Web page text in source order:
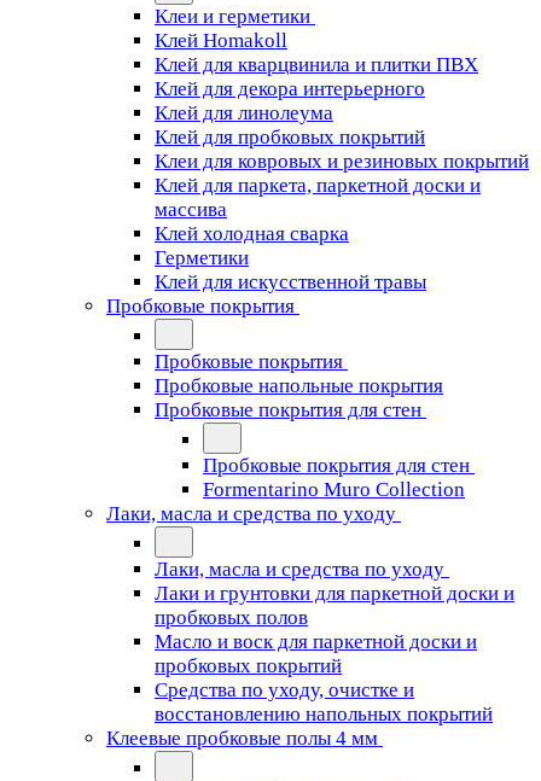
Клеи и герметики
Клей Homakoll
Клей для кварцвинила и плитки ПВХ
Клей для декора интерьерного
Клей для линолеума
Клей для пробковых покрытий
Клеи для ковровых и резиновых покрытий
Клей для паркета, паркетной доски и
массива
Клей холодная сварка
Герметики
Клей для искусственной травы
Пробковые покрытия
Пробковые покрытия
Пробковые напольные покрытия
Пробковые покрытия для стен
Пробковые покрытия для стен
Formentarino Muro Collection
Лаки, масла и средства по уходу
Лаки, масла и средства по уходу
Лаки и грунтовки для паркетной доски и
пробковых полов
Масло и воск для паркетной доски и
пробковых покрытий
Средства по уходу, очистке и
восстановлению напольных покрытий
Клеевые пробковые полы 4 мм